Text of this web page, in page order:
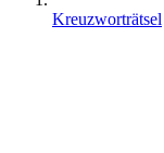
Kreuzworträtsel